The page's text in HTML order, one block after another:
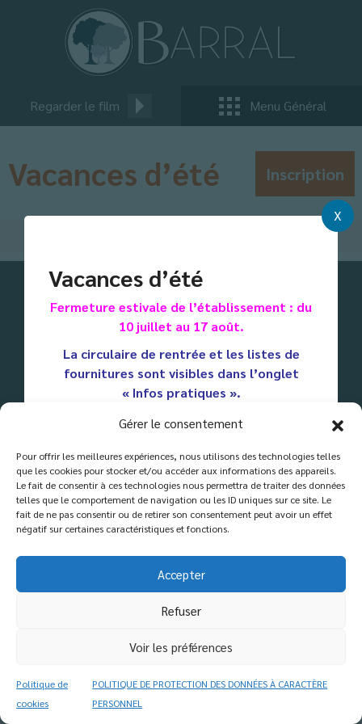
Gérer le consentement
Pour offrir les meilleures expériences, nous utilisons des technologies telles
que les cookies pour stocker et/ou accéder aux informations des appareils.
Le fait de consentir à ces technologies nous permettra de traiter des données
telles que le comportement de navigation ou les ID uniques sur ce site. Le
fait de ne pas consentir ou de retirer son consentement peut avoir un effet
négatif sur certaines caractéristiques et fonctions.
Accepter
Refuser
Voir les préférences
Politique de
cookies
POLITIQUE DE PROTECTION DES DONNÉES À CARACTÈRE
PERSONNEL
Vacances d’été
Fermeture estivale de l’établissement : du
10 juillet au 17 août.
La circulaire de rentrée et les listes de
fournitures sont visibles dans l’onglet
« Infos pratiques ».
Toute l’équipe vous souhaite de belles
Lire la suite
X
Regarder le film Menu Général
Vacances d’été Inscription
© 2026 Copyright - Etablissement catholique
d'enseignement
École - Collège - Lycée
Mentions légales|Politique de protection des données